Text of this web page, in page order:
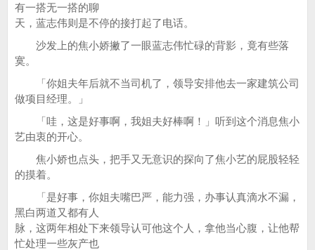
有一搭无一搭的聊
天，蓝志伟则是不停的接打起了电话。
沙发上的焦小娇撇了一眼蓝志伟忙碌的背影，竟有些落
寞。
「你姐夫年后就不当司机了，领导安排他去一家建筑公司
做项目经理。」
「哇，这是好事啊，我姐夫好棒啊！」听到这个消息焦小
艺由衷的开心。
焦小娇也点头，把手又无意识的探向了焦小艺的屁股轻轻
的摸着。
「是好事，你姐夫嘴巴严，能力强，办事认真滴水不漏，
黑白两道又都有人
脉，这两年相处下来领导认可他这个人，拿他当心腹，让他帮
忙处理一些灰产也